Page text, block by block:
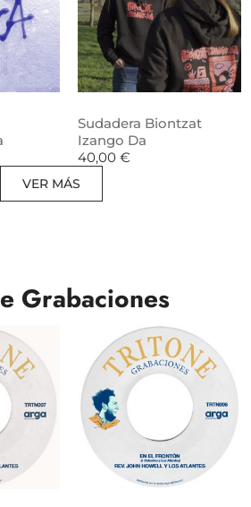
Sudadera Biontzat
Izango Da
40,00 €
VER MÁS
Grabaciones